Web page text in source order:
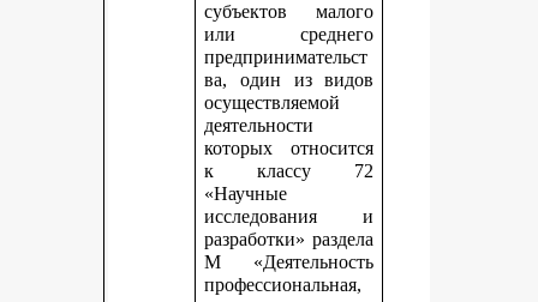
субъектов малого
или среднего
предпринимательст
ва, один из видов
осуществляемой
деятельности
которых относится
к классу 72
«Научные
исследования и
разработки» раздела
М «Деятельность
профессиональная,